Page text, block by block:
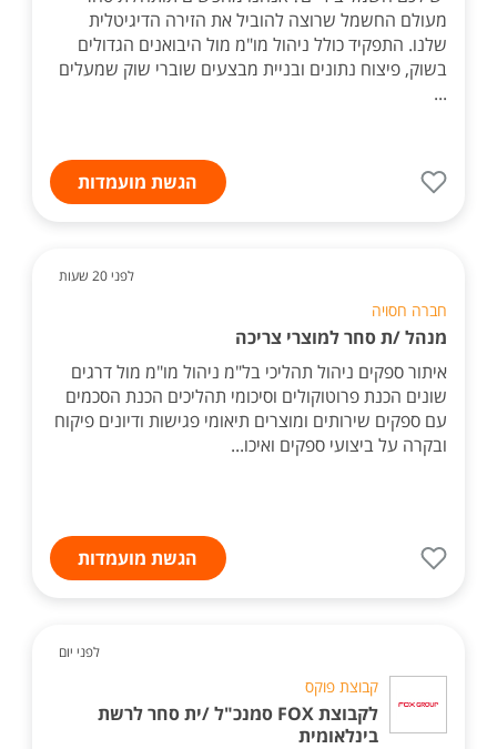
מעולם החשמל שרוצה להוביל את הזירה הדיגיטלית
שלנו. התפקיד כולל ניהול מו"מ מול היבואנים הגדולים
בשוק, פיצוח נתונים ובניית מבצעים שוברי שוק שמעלים
...
הגשת מועמדות
לפני 20 שעות
חברה חסויה
מנהל /ת סחר למוצרי צריכה
איתור ספקים ניהול תהליכי בל"מ ניהול מו"מ מול דרגים
שונים הכנת פרוטוקולים וסיכומי תהליכים הכנת הסכמים
עם ספקים שירותים ומוצרים תיאומי פגישות ודיונים פיקוח
ובקרה על ביצועי ספקים ואיכו...
הגשת מועמדות
לפני יום
קבוצת פוקס
לקבוצת FOX סמנכ"ל /ית סחר לרשת
בינלאומית